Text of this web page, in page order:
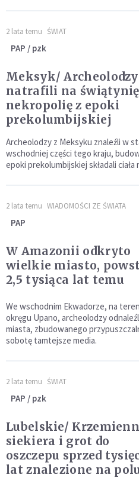
2 lata temu ŚWIAT
PAP / pzk
Meksyk/ Archeolodzy
natrafili na
nekropolię z epoki
prekolumbijskiej
Archeolodzy z Meksyku znaleźli w
wschodniej części tego kraju,
epoki prekolumbijskiej składali ciała
2 lata temu WIADOMOŚCI ZE ŚWIATA
PAP
W Amazonii odkryto
wielkie miasto,
2,5 tysiąca lat temu
We wschodnim Ekwadorze, na
okręgu Upano, archeolodzy
miasta, zbudowanego
sobotę tamtejsze media.
2 lata temu ŚWIAT
PAP / pzk
Lubelskie/
siekiera i grot do
oszczepu sprzed
lat znalezione na